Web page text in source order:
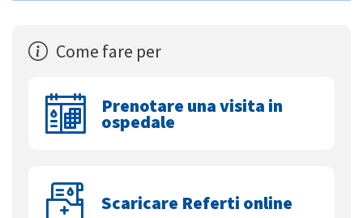
Come fare per
Prenotare una visita in
ospedale
Scaricare Referti online